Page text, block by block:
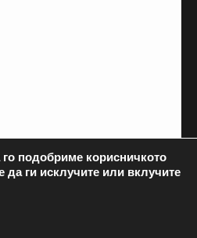
подобриме корисничкото
да ги исклучите или вклучите